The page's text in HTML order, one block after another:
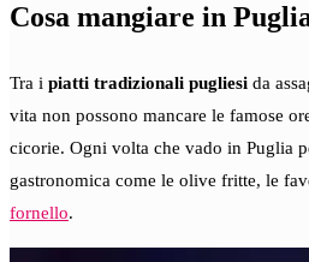
Cosa mangiare in
Tra i piatti tradizionali pugliesi da
vita non possono mancare le famose
cicorie. Ogni volta che vado in Puglia
gastronomica come le olive fritte, le
fornello.